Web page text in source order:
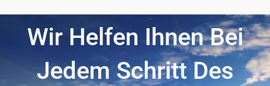
Wir Helfen Ihnen Bei
Jedem Schritt Des